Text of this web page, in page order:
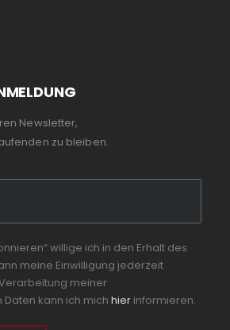
Newsletter,
zu bleiben.
willige ich in den Erhalt des
meine Einwilligung jederzeit
meiner
kann ich mich hier informieren.